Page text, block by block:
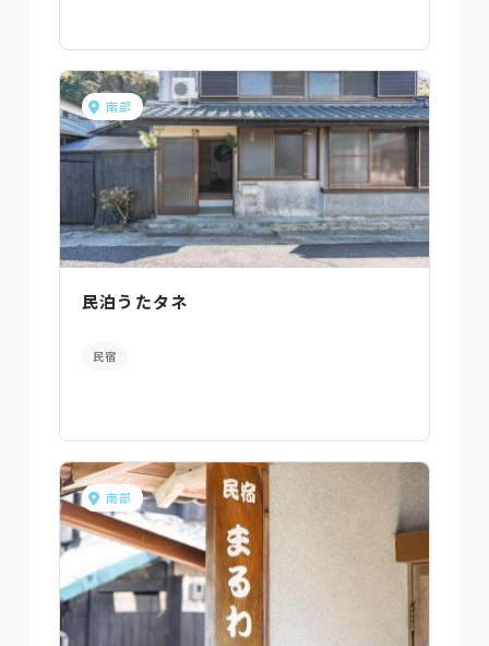
南部
民泊うたタネ
民宿
南部